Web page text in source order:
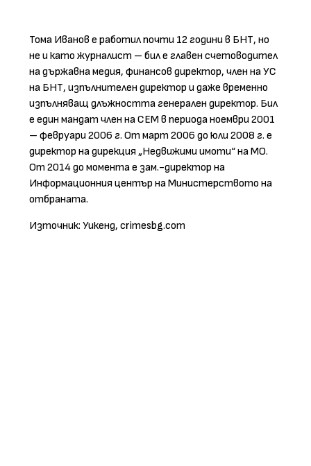
Тома Иванов е работил почти 12 години в БНТ, но
не и като журналист – бил е главен счетоводител
на държавна медия, финансов директор, член на УС
на БНТ, изпълнителен директор и даже временно
изпълняващ длъжността генерален директор. Бил
е един мандат член на СЕМ в периода ноември 2001
– февруари 2006 г. От март 2006 до юли 2008 г. е
директор на дирекция „Недвижими имоти“ на МО.
От 2014 до момента е зам.-директор на
Информационния център на Министерството на
отбраната.
Източник: Уикенд, crimesbg.com